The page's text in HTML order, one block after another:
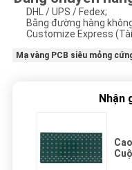
DHL / UPS / Fedex;
Bằng đường hàng
Customize Express
Mạ vàng PCB siêu mỏng
Nhận